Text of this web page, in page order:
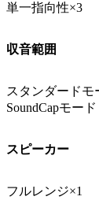
単一指向性×3
収音範囲
スタンダードモ
SoundCapモー
スピーカー
フルレンジ×1